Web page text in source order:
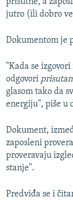
prisutne, a
jutro (ili dobro
Dokumentom je
"Kada se
odgovori prisutan
glasom tako da
energiju", piše u
Dokument,
zaposleni
proveravaju
stanje".
Predviđa se i